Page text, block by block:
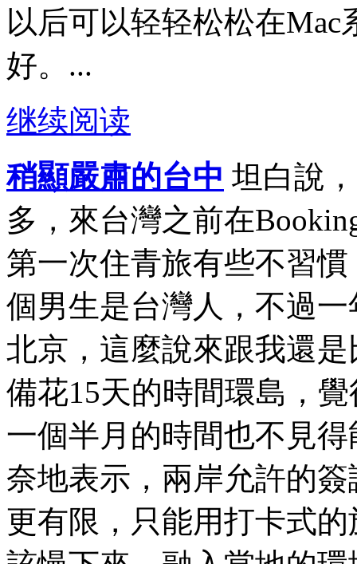
以后可以轻轻松松在
好。...
继续阅读
稍顯嚴肅的台中 坦白說
多，來台灣之前在
第一次住青旅有些不習
個男生是台灣人，不過
北京，這麼說來跟我還
備花15天的時間環島，
一個半月的時間也不見
奈地表示，兩岸允許的
更有限，只能用打卡式